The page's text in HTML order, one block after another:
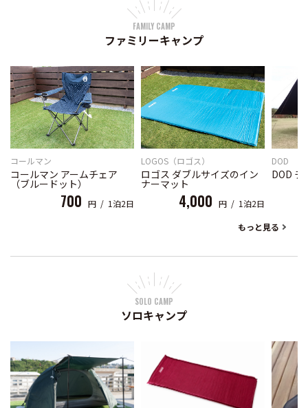
FAMILY CAMP
ファミリーキャンプ
もっと見る
コールマン
コールマン アームチェア
（ブルードット）
700 円 / 1泊2日
LOGOS（ロゴス）
ロゴス ダブルサイズのイン
ナーマット
4,000 円 / 1泊2日
DOD
DOD チ
SOLO CAMP
ソロキャンプ